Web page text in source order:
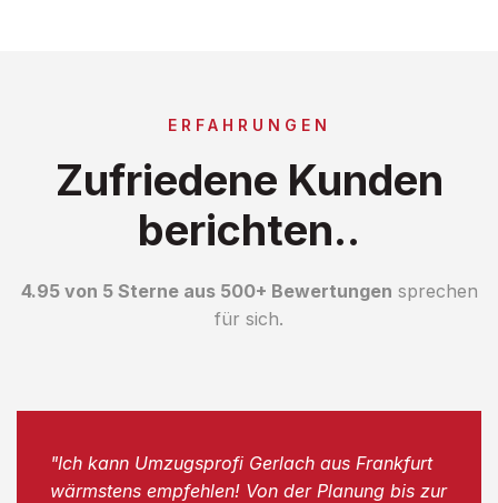
ERFAHRUNGEN
Zufriedene Kunden
berichten..
4.95 von 5 Sterne aus 500+ Bewertungen sprechen
für sich.
"Ich kann Umzugsprofi Gerlach aus Frankfurt
wärmstens empfehlen! Von der Planung bis zur